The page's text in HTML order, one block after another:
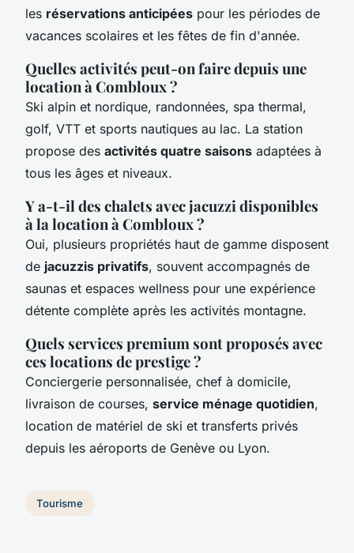
les réservations anticipées pour les périodes de
vacances scolaires et les fêtes de fin d'année.
Quelles activités peut-on faire depuis une
location à Combloux ?
Ski alpin et nordique, randonnées, spa thermal,
golf, VTT et sports nautiques au lac. La station
propose des activités quatre saisons adaptées à
tous les âges et niveaux.
Y a-t-il des chalets avec jacuzzi disponibles
à la location à Combloux ?
Oui, plusieurs propriétés haut de gamme disposent
de jacuzzis privatifs, souvent accompagnés de
saunas et espaces wellness pour une expérience
détente complète après les activités montagne.
Quels services premium sont proposés avec
ces locations de prestige ?
Conciergerie personnalisée, chef à domicile,
livraison de courses, service ménage quotidien,
location de matériel de ski et transferts privés
depuis les aéroports de Genève ou Lyon.
Tourisme